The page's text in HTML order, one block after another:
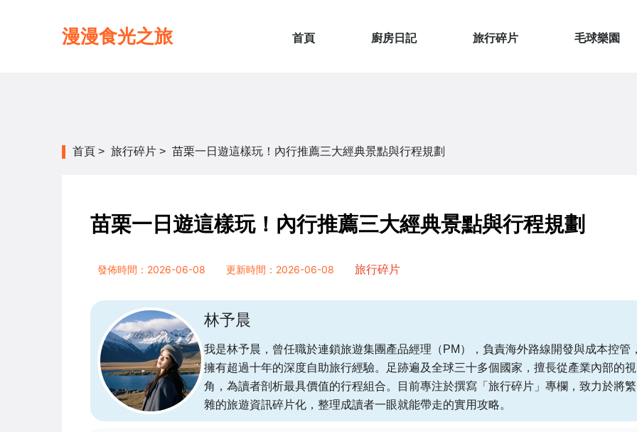
漫漫食光之旅 首頁 廚房日記 旅行碎片 毛球樂園
首頁 > 旅行碎片 > 苗栗一日遊這樣玩！內行推薦三大經典景點與行程規劃
苗栗一日遊這樣玩！內行推薦三大經典景點與行程規劃
發佈時間：2026-06-08 更新時間：2026-06-08 旅行碎片
林予晨
我是林予晨，曾任職於連鎖旅遊集團產品經理（PM），負責海外路線開發與成本控管，
擁有超過十年的深度自助旅行經驗。足跡遍及全球三十多個國家，擅長從產業內部的視
角，為讀者剖析最具價值的行程組合。目前專注於撰寫「旅行碎片」專欄，致力於將繁
雜的旅遊資訊碎片化，整理成讀者一眼就能帶走的實用攻略。